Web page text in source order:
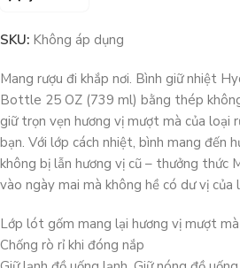
SKU: Không áp dụng
Mang rượu đi khắp nơi. Bình giữ nhiệt
Bottle 25 OZ (739 ml) bằng thép
giữ trọn vẹn hương vị mượt mà của loại
bạn. Với lớp cách nhiệt, bình mang đến
không bị lẫn hương vị cũ – thưởng thức
vào ngày mai mà không hề có dư vị của
Lớp lót gốm mang lại hương vị mượt mà
Chống rò rỉ khi đóng nắp